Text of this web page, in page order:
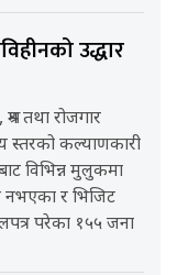
उद्धार
तथा रोजगार
स्तरको कल्याणकारी
विभिन्न मुलुकमा
नभएका र भिजिट
परेका १५५ जना